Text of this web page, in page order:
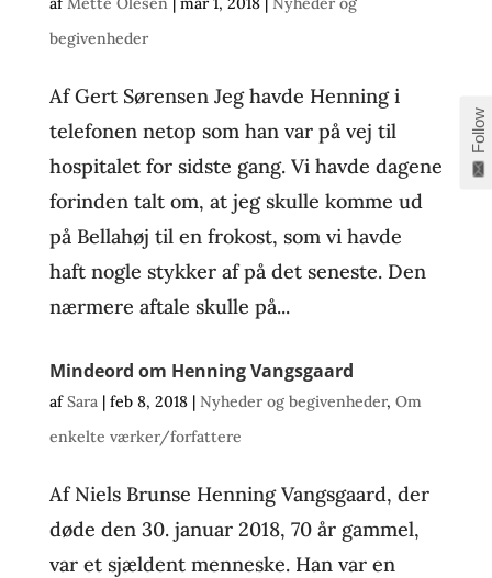
begivenheder
Af Gert Sørensen Jeg havde Henning i
telefonen netop som han var på vej til
hospitalet for sidste gang. Vi havde dagene
forinden talt om, at jeg skulle komme ud
på Bellahøj til en frokost, som vi havde
haft nogle stykker af på det seneste. Den
nærmere aftale skulle på...
Mindeord om Henning Vangsgaard
afSara| feb 8, 2018| Nyheder og begivenheder, Om
enkelte værker/forfattere
Af Niels Brunse Henning Vangsgaard, der
døde den 30. januar 2018, 70 år gammel,
var et sjældent menneske. Han var en
Follow